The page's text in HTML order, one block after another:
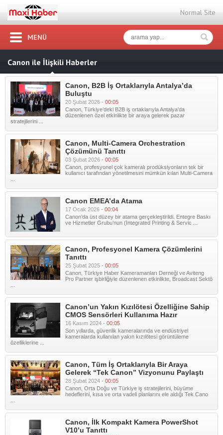
Normal Site
MENÜ
Canon ile İlişkili Haberler
Canon, B2B İş Ortaklarıyla Antalya’da
Buluştu
20 Şubat 2026 - 00:05
Canon, Türkiye’deki B2B iş ortaklarıyla Antalya’da
düzenlenen özel etkinlikte bir araya gelerek pazar
stratejilerini ...
Canon, Multi-Camera Orchestration
Çözümünü Tanıttı
03 Şubat 2026 - 00:05
Canon, profesyonel çok kameralı prodüksiyonların tek bir
kullanıcı tarafından yönetilmesini mümkün kılan Multi-Camera
Canon EMEA’da Atama
17 Ocak 2026 - 00:04
Canon’da üst düzey bir atama gerçekleştirildi. Entegre Baskı
ve Hizmetler Grubu’nun (Integrated Printing & Servic ...
Canon, Profesyonel Kamera Çözümlerini
Tanıttı
25 Şubat 2025 - 00:05
Canon, Türkiye Haber Kameramanları Derneği ve Aviteng
Pro Partner işbirliğiyle düzenlenen etkinlikte, Broadcast Sektö
Canon’un Yakın Kızılötesi Özelliğine Sahip
CMOS Sensörleri Kullanıma Hazır
16 Kasım 2024 - 00:05
Son yıllarda, güvenlik kameralarında ve endüstriyel
kameralarda kullanılan yakın kızılötesi görüntüleme
özelliklerine ...
Canon, Tüm İş Ortaklarıyla Bir Araya
Gelerek “Tek Canon” Vizyonunu Paylaştı
28 Şubat 2024 - 00:05
Canon, Orta Doğu ve Türkiye iş stratejilerini, büyüme
hedeflerini, kısa ve orta vadeli planlarını ele aldığı Tek Cano
Canon, İlk Kompakt Kamera PowerShot
V10’u Tanıttı